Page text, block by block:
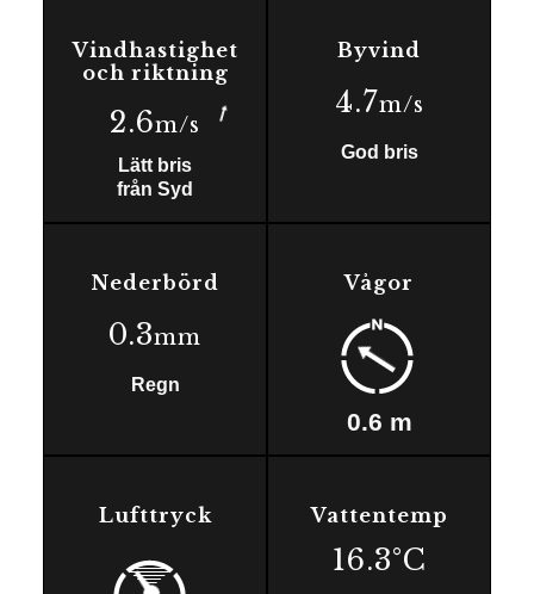
Vindhastighet
och riktning
2.6m/s
Lätt bris
från Syd
Byvind
4.7m/s
God bris
Nederbörd
0.3mm
Regn
Vågor
0.6 m
Lufttryck Vattentemp
16.3°C